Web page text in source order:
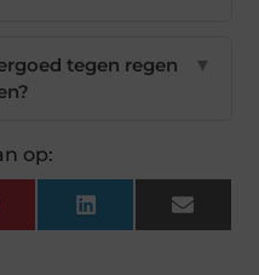
tegen regen
▼
op:
LinkedIn Email